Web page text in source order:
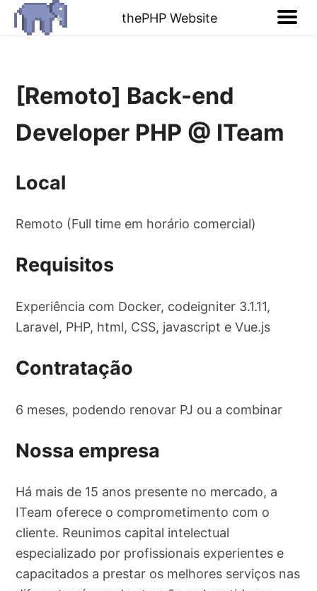
thePHP Website
[Remoto] Back-end
Developer PHP @ ITeam
Local
Remoto (Full time em horário comercial)
Requisitos
Experiência com Docker, codeigniter 3.1.11,
Laravel, PHP, html, CSS, javascript e Vue.js
Contratação
6 meses, podendo renovar PJ ou a combinar
Nossa empresa
Há mais de 15 anos presente no mercado, a
ITeam oferece o comprometimento com o
cliente. Reunimos capital intelectual
especializado por profissionais experientes e
capacitados a prestar os melhores serviços nas